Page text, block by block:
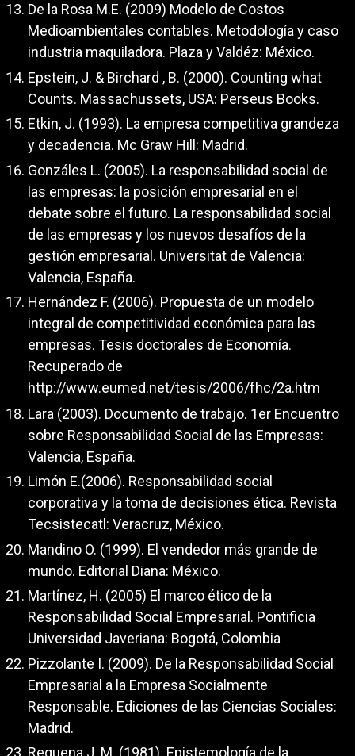
De la Rosa M.E. (2009) Modelo de Costos
Medioambientales contables. Metodología y caso
industria maquiladora. Plaza y Valdéz: México.
Epstein, J. & Birchard , B. (2000). Counting what
Counts. Massachussets, USA: Perseus Books.
Etkin, J. (1993). La empresa competitiva grandeza
y decadencia. Mc Graw Hill: Madrid.
Gonzáles L. (2005). La responsabilidad social de
las empresas: la posición empresarial en el
debate sobre el futuro. La responsabilidad social
de las empresas y los nuevos desafíos de la
gestión empresarial. Universitat de Valencia:
Valencia, España.
Hernández F. (2006). Propuesta de un modelo
integral de competitividad económica para las
empresas. Tesis doctorales de Economía.
Recuperado de
http://www.eumed.net/tesis/2006/fhc/2a.htm
Lara (2003). Documento de trabajo. 1er Encuentro
sobre Responsabilidad Social de las Empresas:
Valencia, España.
Limón E.(2006). Responsabilidad social
corporativa y la toma de decisiones ética. Revista
Tecsistecatl: Veracruz, México.
Mandino O. (1999). El vendedor más grande de
mundo. Editorial Diana: México.
Martínez, H. (2005) El marco ético de la
Responsabilidad Social Empresarial. Pontificia
Universidad Javeriana: Bogotá, Colombia
Pizzolante I. (2009). De la Responsabilidad Social
Empresarial a la Empresa Socialmente
Responsable. Ediciones de las Ciencias Sociales:
Madrid.
Requena J. M. (1981). Epistemología de la